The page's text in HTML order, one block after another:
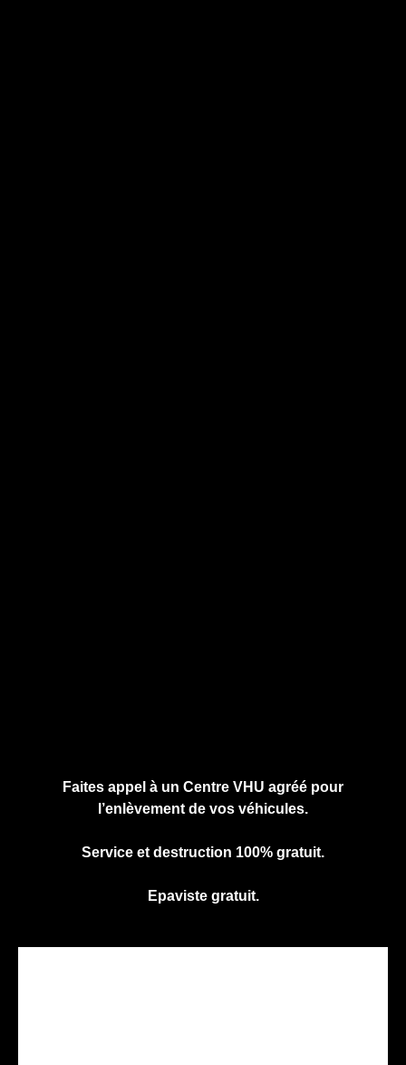
Faites appel à un Centre VHU agréé pour
l’enlèvement de vos véhicules.
Service et destruction 100% gratuit.
Epaviste gratuit.